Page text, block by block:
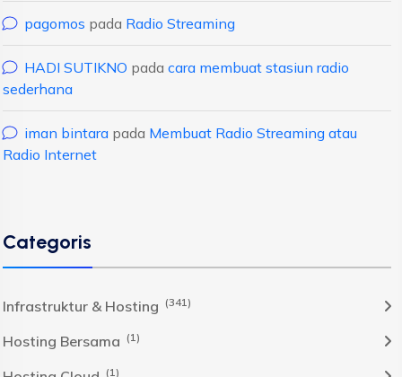
pagomos pada Radio Streaming
HADI SUTIKNO pada cara membuat stasiun radio
sederhana
iman bintara pada Membuat Radio Streaming atau
Radio Internet
Categoris
Infrastruktur & Hosting (341)
Hosting Bersama (1)
(1)